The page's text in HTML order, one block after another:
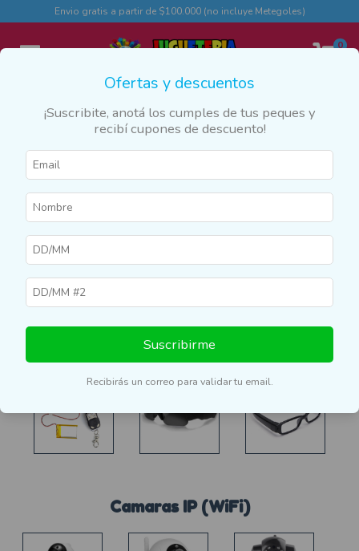
Envio gratis a partir de $100.000 (no incluye Metegoles)
0
Camaras espia
Camaras IP (WiFi)
Ofertas y descuentos
¡Suscribite, anotá los cumples de tus peques y
recibí cupones de descuento!
Suscribirme
Recibirás un correo para validar tu email.